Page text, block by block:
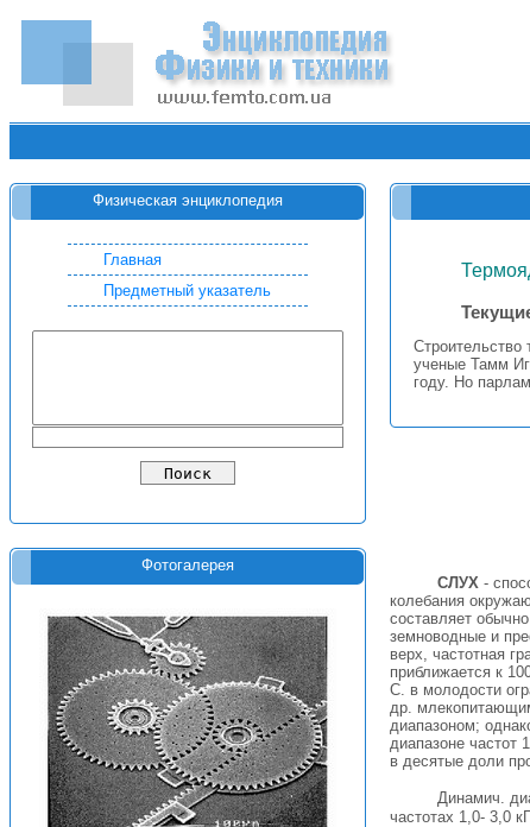
Физическая энциклопедия
Главная
Предметный указатель
Фотогалерея
Строительство
ученые Тамм
году. Но
СЛУХ -
колебания
составляет
земноводные и
верх, частотная
приближается к
С. в молодости
др.
диапазоном;
диапазоне частот
в десятые доли
Динамич.
частотах 1,0- 3,0